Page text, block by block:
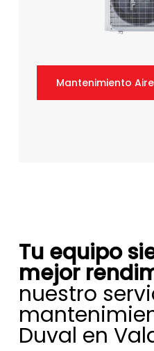
Mantenimiento
Tu equipo
mejor
nuestro
Duval en